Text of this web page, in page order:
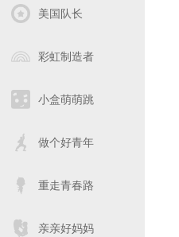
美国队长
彩虹制造者
小盒萌萌跳
做个好青年
重走青春路
亲亲好妈妈